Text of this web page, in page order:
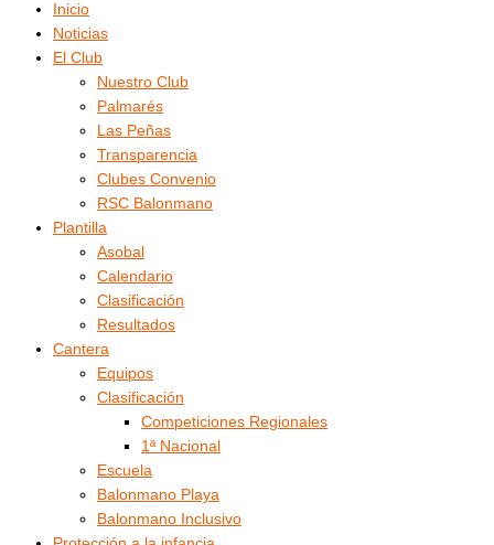
Inicio
Noticias
El Club
Nuestro Club
Palmarés
Las Peñas
Transparencia
Clubes Convenio
RSC Balonmano
Plantilla
Asobal
Calendario
Clasificación
Resultados
Cantera
Equipos
Clasificación
Competiciones Regionales
1ª Nacional
Escuela
Balonmano Playa
Balonmano Inclusivo